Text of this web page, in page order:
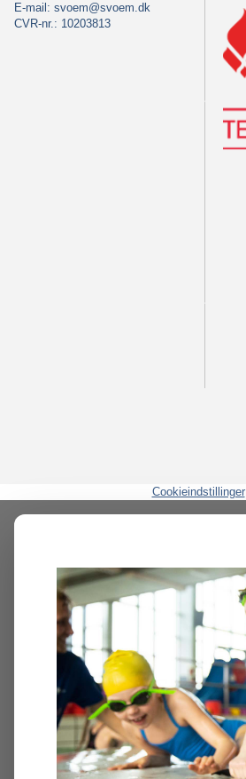
E-mail: svoem@svoem.dk
CVR-nr.: 10203813
Cookieindstillinger